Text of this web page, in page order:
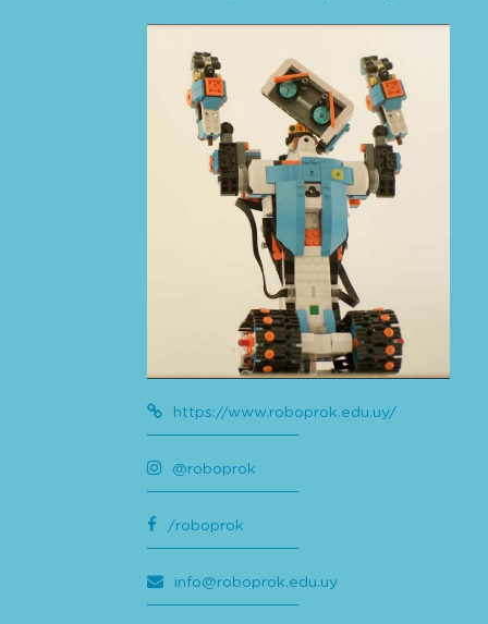
https://www.roboprok.edu.uy/
@roboprok
/roboprok
info@roboprok.edu.uy